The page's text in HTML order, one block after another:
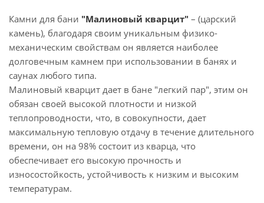
Камни для бани "Малиновый кварцит" – (царский
камень), благодаря своим уникальным физико-
механическим свойствам он является наиболее
долговечным камнем при использовании в банях и
саунах любого типа.
Малиновый кварцит дает в бане "легкий пар", этим он
обязан своей высокой плотности и низкой
теплопроводности, что, в совокупности, дает
максимальную тепловую отдачу в течение длительного
времени, он на 98% состоит из кварца, что
обеспечивает его высокую прочность и
износостойкость, устойчивость к низким и высоким
температурам.